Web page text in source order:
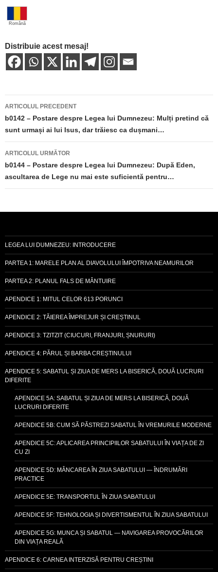
Română
Distribuie acest mesaj!
Navigare
în
articole
ARTICOLUL PRECEDENT
b0142 – Postare despre Legea lui Dumnezeu: Mulți pretind că
sunt urmași ai lui Isus, dar trăiesc ca dușmani…
ARTICOLUL URMĂTOR
b0144 – Postare despre Legea lui Dumnezeu: După Eden,
ascultarea de Lege nu mai este suficientă pentru…
LEGEA LUI DUMNEZEU: INTRODUCERE
PARTEA 1: MARELE PLAN AL DIAVOLULUI ÎMPOTRIVA NEAMURILOR
PARTEA 2: PLANUL FALS DE MÂNTUIRE
APENDICE 1: MITUL CELOR 613 PORUNCI
APENDICE 2: TĂIEREA ÎMPREJUR ȘI CREȘTINUL
APENDICE 3: TZITZIT (CIUCURI, FRANJURI, ȘNURURI)
APENDICE 4: PĂRUL ȘI BARBA CREȘTINULUI
APENDICE 5: SABATUL ȘI ZIUA DE MERS LA BISERICĂ, DOUĂ LUCRURI
DIFERITE
APENDICE 5A: SABATUL ȘI ZIUA DE MERS LA BISERICĂ, DOUĂ
LUCRURI DIFERITE
APENDICE 5B: CUM SĂ PĂSTREZI SABATUL ÎN VREMURILE MODERNE
APENDICE 5C: APLICAREA PRINCIPIILOR SABATULUI ÎN VIAȚA DE ZI
CU ZI
APENDICE 5D: MÂNCAREA ÎN ZIUA SABATULUI — ÎNDRUMĂRI
PRACTICE
APENDICE 5E: TRANSPORTUL ÎN ZIUA SABATULUI
APENDICE 5F: TEHNOLOGIA ȘI DIVERTISMENTUL ÎN ZIUA SABATULUI
APENDICE 5G: MUNCA ȘI SABATUL — NAVIGAREA PROVOCĂRILOR
DIN VIAȚA REALĂ
APENDICE 6: CARNEA INTERZISĂ PENTRU CREȘTINI